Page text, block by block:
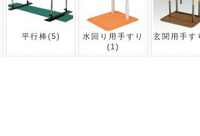
平行棒(5)
水回り用手すり
(1)
玄関用手す